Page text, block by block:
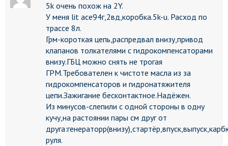
5k очень похож на 2Y.
У меня lit ace94г,2вд,коробка.5k-u. Расход по
трассе 8л.
Грм-короткая цепь,распредвал внизу,привод
клапанов толкателями с гидрокомпенсаторами
внизу.ГБЦ можно снять не трогая
ГРМ.Требователен к чистоте масла из за
гидрокомпенсаторов и гидронатяжителя
цепи.Зажигание бесконтактное.Надёжен.
Из минусов-слепили с одной стороны в одну
кучу,на растоянии пары см друг от
руля.